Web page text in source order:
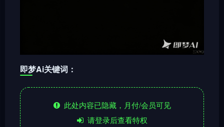
即梦Ai关键词：
此处内容已隐藏，月付/会员可见
请登录后查看特权